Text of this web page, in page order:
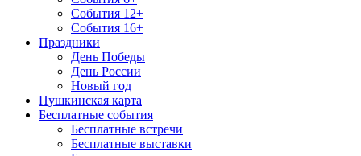
События 12+
События 16+
Праздники
День Победы
День России
Новый год
Пушкинская карта
Бесплатные события
Бесплатные встречи
Бесплатные выставки